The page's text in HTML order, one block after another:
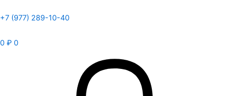
+7 (977) 289-10-40
0 ₽ 0